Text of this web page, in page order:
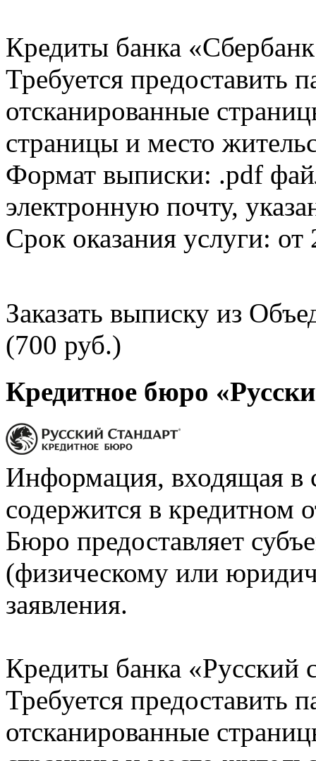
Кредиты банка
Требуется предоставить
отсканированные
страницы и место
Формат выписки: .pdf
электронную почту,
Срок оказания услуги: от
Заказать выписку из
(700 руб.)
Кредитное бюро
Информация, входящая в
содержится в кредитном
Бюро предоставляет
(физическому или
заявления.
Кредиты банка «Русский
Требуется предоставить
отсканированные